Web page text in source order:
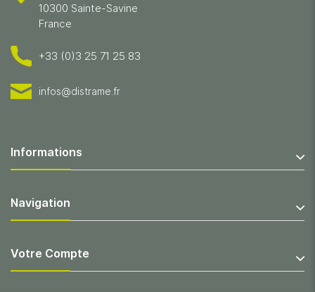
10300 Sainte-Savine
France
+33 (0)3 25 71 25 83
infos@distrame.fr
Informations
Navigation
Votre Compte